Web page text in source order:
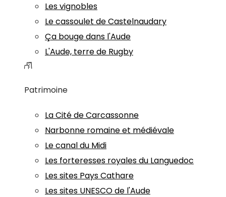
Les vignobles
Le cassoulet de Castelnaudary
Ça bouge dans l'Aude
L'Aude, terre de Rugby
Patrimoine
La Cité de Carcassonne
Narbonne romaine et médiévale
Le canal du Midi
Les forteresses royales du Languedoc
Les sites Pays Cathare
Les sites UNESCO de l'Aude